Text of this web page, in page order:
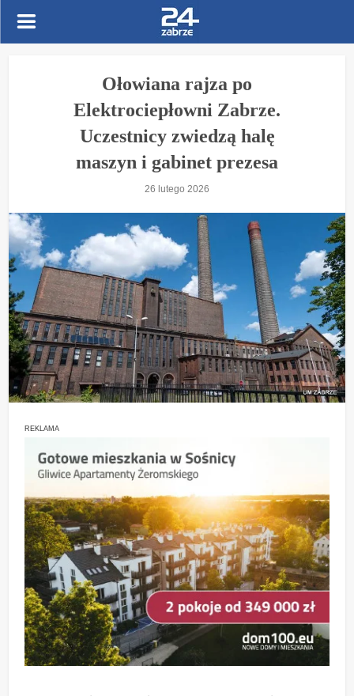
Ołowiana rajza po
Elektrociepłowni Zabrze.
Uczestnicy zwiedzą halę
maszyn i gabinet prezesa
26 lutego 2026
REKLAMA